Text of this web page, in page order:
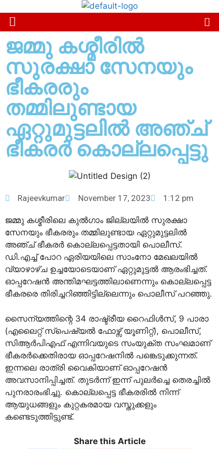
ജമ്മു കശ്മീരിൽ
സുരക്ഷാ സേനയും
ഭീകരരും
തമ്മിലുണ്ടായ
ഏറ്റുമുട്ടലിൽ അഞ്ച്
ഭീകരർ കൊല്ലപ്പെട്ടു
Rajeevkumar November 17, 2023 1:12 pm
ജമ്മു കശ്മീരിലെ കുൽഗാം ജില്ലയിൽ സുരക്ഷാ
സേനയും ഭീകരരും തമ്മിലുണ്ടായ ഏറ്റുമുട്ടലിൽ
അഞ്ച് ഭീകരർ കൊല്ലപ്പെട്ടതായി പൊലീസ്.
ഡി.എച്ച് പോറ ഏരിയയിലെ സാംനോ മേഖലയിൽ
വ്യാഴാഴ്ച ഉച്ചയോടെയാണ് ഏറ്റുമുട്ടൽ ആരംഭിച്ചത്.
ഓപ്പറേഷൻ അന്തിമഘട്ടത്തിലാണെന്നും കൊല്ലപ്പെട്ട
ഭീകരരെ തിരിച്ചറിഞ്ഞിട്ടില്ലെന്നും പൊലീസ് പറഞ്ഞു.
സൈന്യത്തിന്റെ 34 രാഷ്ട്രീയ റൈഫിൾസ്, 9 പാരാ
(എലൈറ്റ് സ്‌പെഷ്യൽ ഫോഴ്സ് യൂണിറ്റ്), പൊലീസ്,
സിആർപിഎഫ് എന്നിവയുടെ സംയുക്ത സംഘമാണ്
ഭീകരർക്കെതിരായ ഓപ്പറേഷനിൽ പങ്കെടുക്കുന്നത്.
ഇന്നലെ രാത്രി വൈകിയാണ് ഓപ്പറേഷൻ
അവസാനിപ്പിച്ചത്. തുടർന്ന് ഇന്ന് പുലർച്ചെ തെരച്ചിൽ
പുനരാരംഭിച്ചു. കൊല്ലപ്പെട്ട ഭീകരരിൽ നിന്ന്
ആയുധങ്ങളും കുറ്റകരമായ വസ്തുക്കളും
കണ്ടെടുത്തിട്ടുണ്ട്.
Share this Article